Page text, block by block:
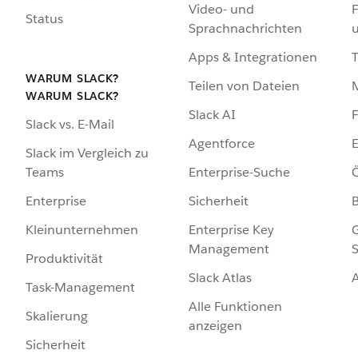
Status
WARUM SLACK?
WARUM SLACK?
Slack vs. E-Mail
Slack im Vergleich zu
Teams
Enterprise
Kleinunternehmen
Produktivität
Task-Management
Skalierung
Sicherheit
Video- und
Sprachnachrichten
Apps & Integrationen
Teilen von Dateien
Slack AI
Agentforce
Enterprise-Suche
Sicherheit
Enterprise Key
Management
Slack Atlas
Alle Funktionen
anzeigen